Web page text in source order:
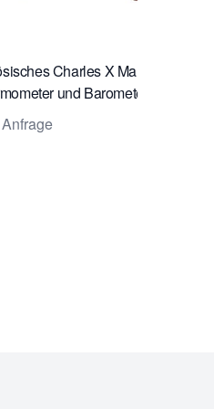
von Toebosch Antiques
Charles X Mahagoni-
und Barometer (ein Paar),
ca. 1835.